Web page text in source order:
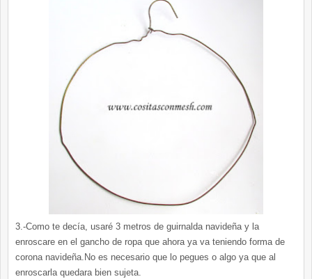
3.-Como te decía, usaré 3 metros de guirnalda navideña y la
enroscare en el gancho de ropa que ahora ya va teniendo forma de
corona navideña.No es necesario que lo pegues o algo ya que al
enroscarla quedara bien sujeta.